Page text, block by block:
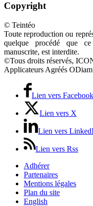
Copyright
© Teintéo
Toute reproduction ou
quelque procédé que
manuscrite, est interdite.
©Tous droits réservés,
Applicateurs Agréés ODiam
Lien vers Facebook
Lien vers X
Lien vers
Lien vers Rss
Adhérer
Partenaires
Mentions légales
Plan du site
English